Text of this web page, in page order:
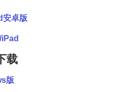
卓版
载
版